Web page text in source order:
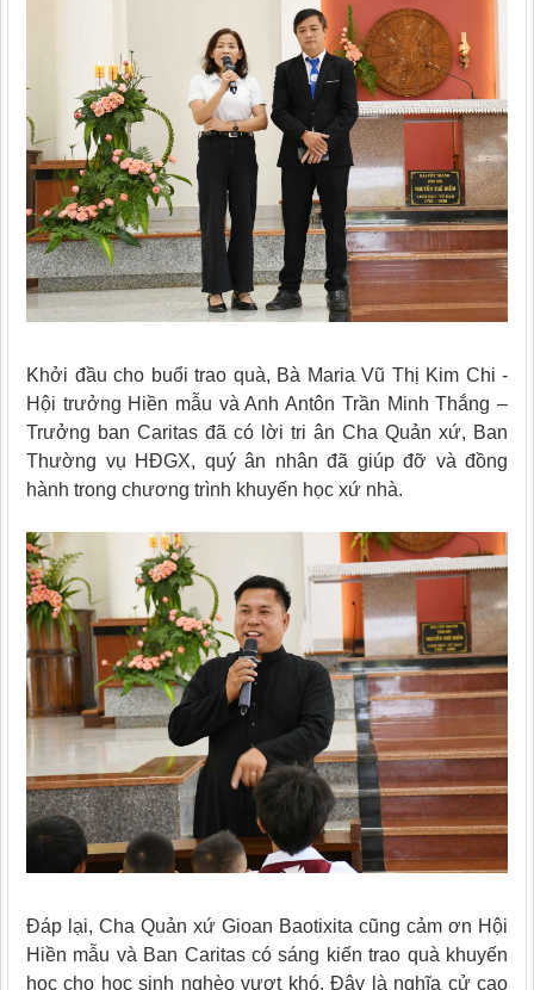
Khởi đầu cho buổi trao quà, Bà Maria Vũ Thị Kim Chi -
Hội trưởng Hiền mẫu và Anh Antôn Trần Minh Thắng –
Trưởng ban Caritas đã có lời tri ân Cha Quản xứ, Ban
Thường vụ HĐGX, quý ân nhân đã giúp đỡ và đồng
hành trong chương trình khuyến học xứ nhà.
Đáp lại, Cha Quản xứ Gioan Baotixita cũng cảm ơn Hội
Hiền mẫu và Ban Caritas có sáng kiến trao quà khuyến
học cho học sinh nghèo vượt khó. Đây là nghĩa cử cao